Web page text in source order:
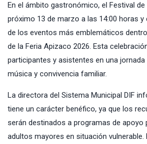
En el ámbito gastronómico, el Festival
próximo 13 de marzo a las 14:00 horas
de los eventos más emblemáticos
de la Feria Apizaco 2026. Esta
participantes y asistentes en una
música y convivencia familiar.
La directora del Sistema Municipal DIF
tiene un carácter benéfico, ya que los
serán destinados a programas de apoyo
adultos mayores en situación vulnerable.